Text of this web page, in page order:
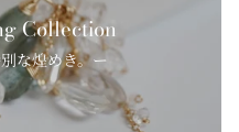
Collection
な煌めき。ー